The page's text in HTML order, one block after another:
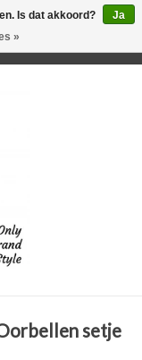
setje
Is dat akkoord?
Ja
»